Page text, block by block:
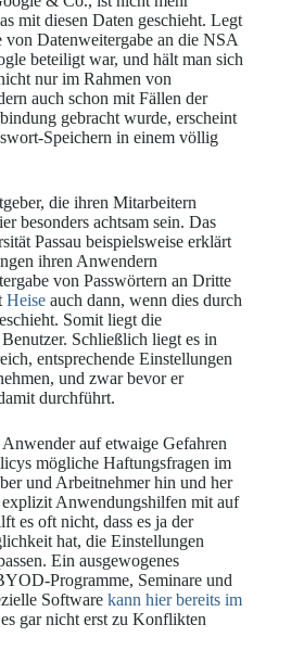
mit diesen Daten geschieht. Legt
von Datenweitergabe an die NSA
beteiligt war, und hält man sich
nur im Rahmen von
auch schon mit Fällen der
gebracht wurde, erscheint
Speichern in einem völlig
die ihren Mitarbeitern
besonders achtsam sein. Das
Passau beispielsweise erklärt
ihren Anwendern
von Passwörtern an Dritte
Heise auch dann, wenn dies durch
Somit liegt die
Schließlich liegt es in
entsprechende Einstellungen
und zwar bevor er
durchführt.
auf etwaige Gefahren
mögliche Haftungsfragen im
und Arbeitnehmer hin und her
explizit Anwendungshilfen mit auf
es oft nicht, dass es ja der
hat, die Einstellungen
Ein ausgewogenes
Programme, Seminare und
Software kann hier bereits im
es gar nicht erst zu Konflikten